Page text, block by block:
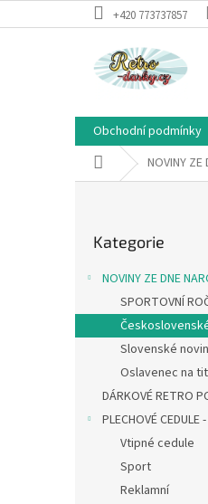
na
+420 773737857
Obchodní podmínky
Domů NOVINY ZE
n
kategorie
Kategorie
NOVINY ZE DNE
SPORTOVNÍ
Slovenské
Oslavenec na
DÁRKOVÉ RETRO
PLECHOVÉ CEDULE
Vtipné cedule
Sport
Reklamní